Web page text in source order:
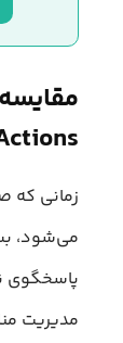
پاسخگوی